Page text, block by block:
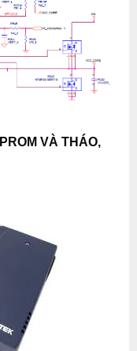
VÀ THÁO,